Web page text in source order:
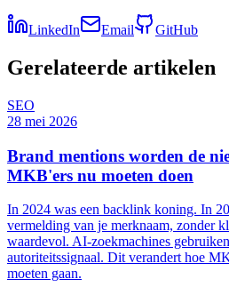
LinkedIn Email GitHub
Gerelateerde artikelen
SEO
28 mei 2026
Brand mentions worden de
MKB'ers nu moeten doen
In 2024 was een backlink koning. In
vermelding van je merknaam, zonder
waardevol. AI-zoekmachines
autoriteitssignaal. Dit verandert hoe
moeten gaan.